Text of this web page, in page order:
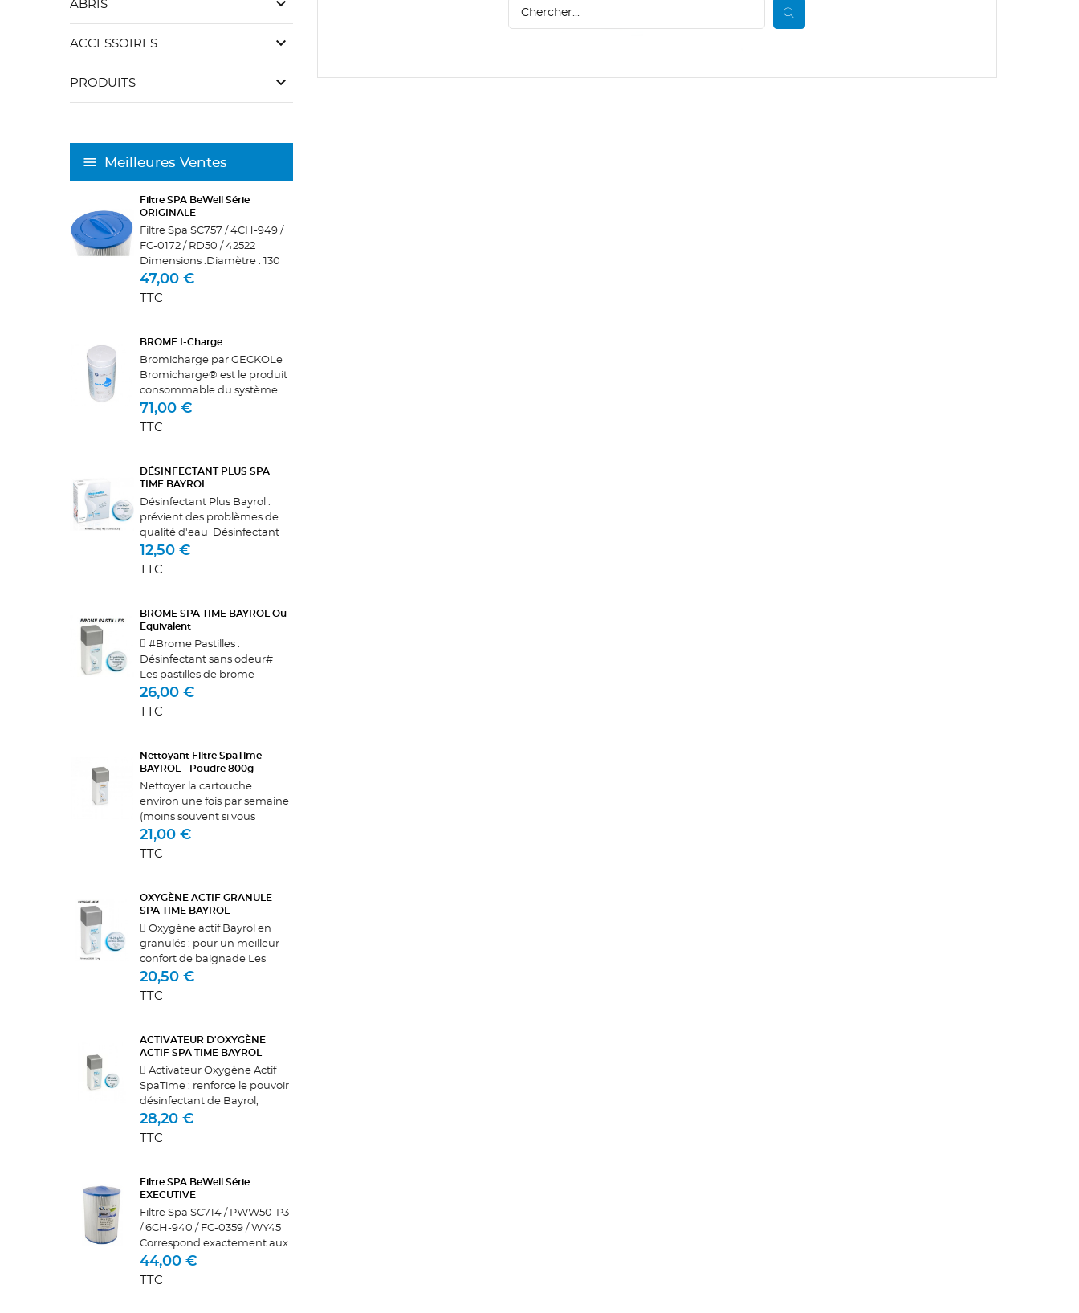
ABRIS keyboard_arrow_down
ACCESSOIRES keyboard_arrow_down
PRODUITS keyboard_arrow_down
Meilleures Ventes
Filtre SPA BeWell Série
ORIGINALE
Filtre Spa SC757 / 4CH-949 /
FC-0172 / RD50 / 42522
Dimensions :Diamètre : 130
mmLongueur : 340
mmHaut : PoignéeBas : Pas
mmCorrespond exactement
47,00 €
TTC
BROME I-Charge
Bromicharge par GECKOLe
Bromicharge® est le produit
consommable du système
IN.Clear de GECKO.Le
produit est composée
production de brome par...
71,00 €
TTC
DÉSINFECTANT PLUS SPA
TIME BAYROL
Désinfectant Plus Bayrol :
prévient des problèmes de
qualité d'eau Désinfectant
Plus : Prévient des problèmes
de qualité d'eau La
Bayrol...
12,50 €
TTC
BROME SPA TIME BAYROL Ou
Equivalent
 #Brome Pastilles :
Désinfectant sans odeur#
Les pastilles de brome
SpaTime désinfectent
efficacement l’eau de votre
pastilles se...
26,00 €
TTC
Nettoyant Filtre SpaTime
BAYROL - Poudre 800g
Nettoyer la cartouche
environ une fois par semaine
(moins souvent si vous
n'utilisez aue peu votre spa)
et la remplacer
de Nettoyant Filtre...
21,00 €
TTC
OXYGÈNE ACTIF GRANULE
SPA TIME BAYROL
 Oxygène actif Bayrol en
granulés : pour un meilleur
confort de baignade Les
granulés d’oxygène actif
SpaTime Bayrol désinfectent
de cette...
20,50 €
TTC
ACTIVATEUR D'OXYGÈNE
ACTIF SPA TIME BAYROL
 Activateur Oxygène Actif
SpaTime : renforce le pouvoir
désinfectant de Bayrol,
oxygène actif L‘Activateur
Oxygène Actif SpaTime agit
leur...
28,20 €
TTC
Filtre SPA BeWell Série
EXECUTIVE
Filtre Spa SC714 / PWW50-P3
/ 6CH-940 / FC-0359 / WY45
Correspond exactement aux
modèles des autres
fabricants suivants : Pleatco :
44,00 €
TTC